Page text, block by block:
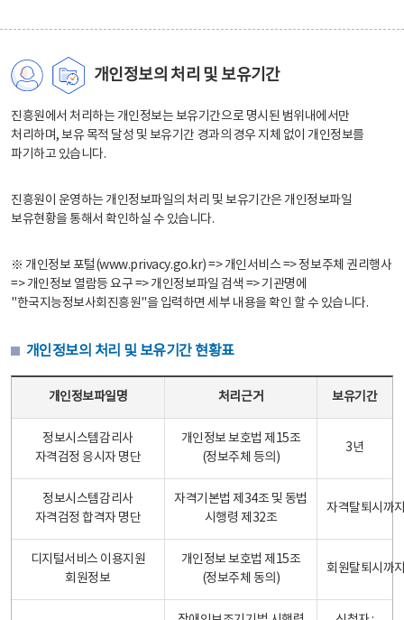
개인정보의 처리 및 보유기간
진흥원에서 처리하는 개인정보는 보유기간으로 명시된 범위내에서만
처리하며, 보유 목적 달성 및 보유기간 경과의 경우 지체 없이 개인정보를
파기하고 있습니다.
진흥원이 운영하는 개인정보파일의 처리 및 보유기간은 개인정보파일
보유현황을 통해서 확인하실 수 있습니다.
※ 개인정보 포털(www.privacy.go.kr) => 개인서비스 => 정보주체 권리행사
=> 개인정보 열람등 요구 => 개인정보파일 검색 => 기관명에
"한국지능정보사회진흥원"을 입력하면 세부 내용을 확인 할 수 있습니다.
개인정보의 처리 및 보유기간 현황표
개인정보파일명 처리근거 보유기간
정보시스템감리사
자격검정 응시자 명단
개인정보 보호법 제15조
(정보주체 등의)
3년
정보시스템감리사
자격검정 합격자 명단
자격기본법 제34조 및 동법
시행령 제32조
자격탈퇴시까
디지털서비스 이용지원
회원정보
개인정보 보호법 제15조
(정보주체 동의)
회원탈퇴시까